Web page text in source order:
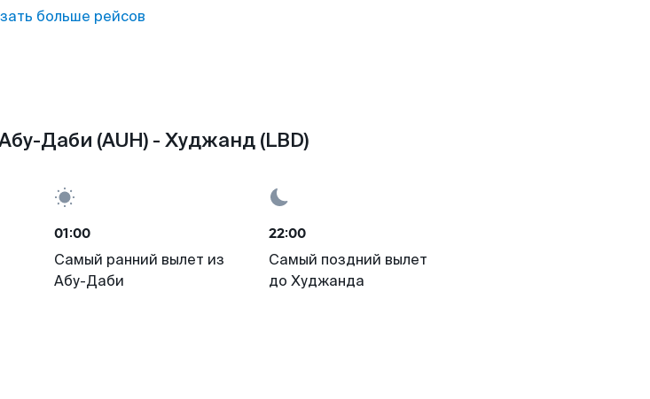
больше рейсов
Даби (AUH) - Худжанд (LBD)
01:00
Самый ранний вылет из
Абу-Даби
22:00
Самый поздний вылет
до Худжанда